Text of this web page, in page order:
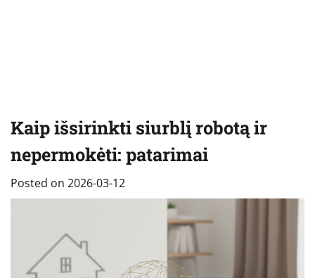
Kaip išsirinkti siurblį robotą ir
nepermokėti: patarimai
Posted on 2026-03-12